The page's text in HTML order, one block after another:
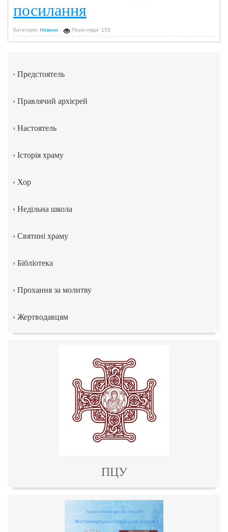
посилання
Категорія: Новини Перегляди: 153
› Предстоятель
› Правлячий архієрей
› Настоятель
› Історія храму
› Хор
› Недільна школа
› Святині храму
› Бібліотека
› Прохання за молитву
› Жертводавцям
ПЦУ